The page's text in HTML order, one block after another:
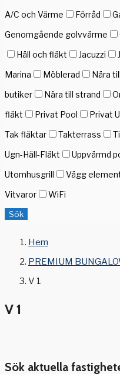
A/C och Värme
Förråd
Genomgående golvvärme
Häll och fläkt
Jacuzzi
Marina
Möblerad Nära
butiker
Nära till strand
fläkt
Privat Pool Privat
Tak fläktar
Takterrass
Ugn-Häll-Fläkt
Uppvärmd
Utomhusgrill
Vägg
Vitvaror
WiFi
Sök
Hem
PREMIUM
V 1
V 1
Sök aktuella